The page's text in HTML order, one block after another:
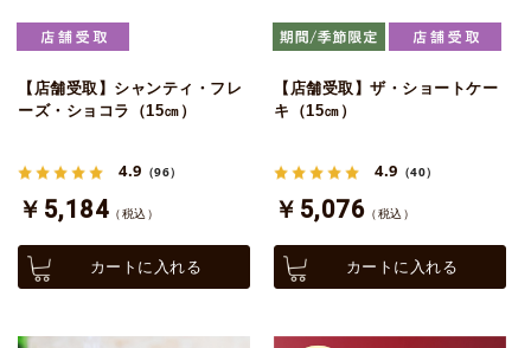
【店舗受取】シャンティ・フレ
ーズ・ショコラ（15㎝）
4.9 （96）
￥5,184 （税込）
カートに入れる
【店舗受取】ザ・ショートケー
キ（15㎝）
4.9 （40）
￥5,076 （税込）
カートに入れる